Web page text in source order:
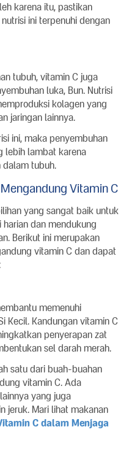
karena itu, pastikan
ini terpenuhi dengan
tubuh, vitamin C juga
luka, Bun. Nutrisi
kolagen yang
jaringan lainnya.
ini, maka penyembuhan
lebih lambat karena
dalam tubuh.
Vitamin C
yang sangat baik untuk
dan mendukung
Berikut ini merupakan
vitamin C dan dapat
memenuhi
Kecil. Kandungan vitamin C
penyerapan zat
sel darah merah.
satu dari buah-buahan
vitamin C. Ada
yang juga
jeruk. Mari lihat makanan
C dalam Menjaga